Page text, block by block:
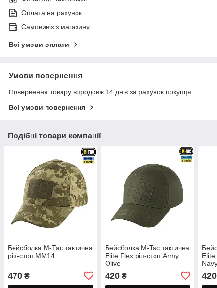
Оплата на рахунок
Самовивіз з магазину
Всі умови оплати
Умови повернення
Повернення товару впродовж 14 днів за рахунок покупця
Всі умови повернення
Подібні товари компанії
Бейсболка М-Тас тактична
ріп-стоп ММ14
470 ₴
Бейсболка M-Tac тактична
Elite Flex ріп-стоп Army
Olive
420₴
Elite
420